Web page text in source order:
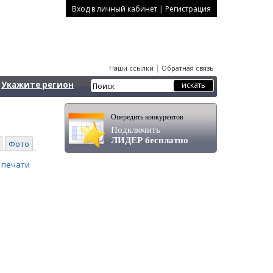
Вход в личный кабинет | Регистрация
Наши ссылки | Обратная связь
Укажите регион
Фото
Опередить конкурентов
Подключить
ЛИДЕР бесплатно